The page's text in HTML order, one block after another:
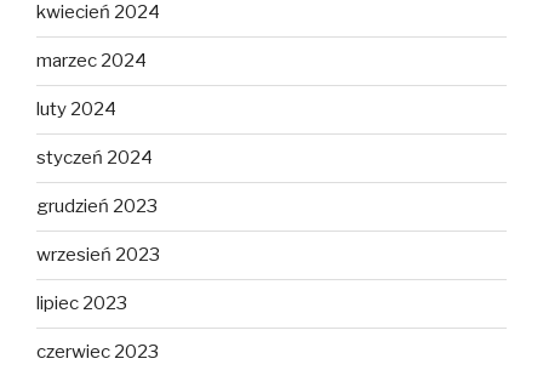
kwiecień 2024
marzec 2024
luty 2024
styczeń 2024
grudzień 2023
wrzesień 2023
lipiec 2023
czerwiec 2023